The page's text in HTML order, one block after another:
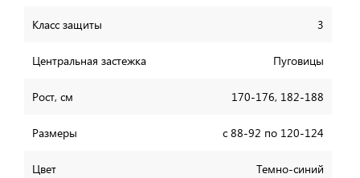
Класс защиты 3
Центральная застежка Пуговицы
Рост, см 170-176, 182-188
Размеры с 88-92 по 120-124
Цвет Темно-синий